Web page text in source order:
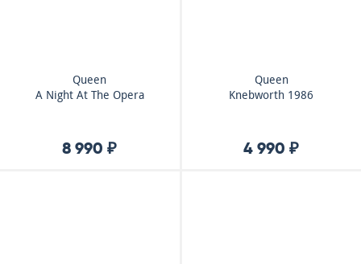
Queen
A Night At The Opera
8 990 ₽
Queen
Knebworth 1986
4 990 ₽